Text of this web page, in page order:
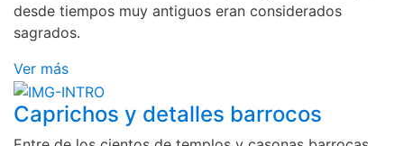
desde tiempos muy antiguos eran considerados
sagrados.
Ver más
Caprichos y detalles barrocos